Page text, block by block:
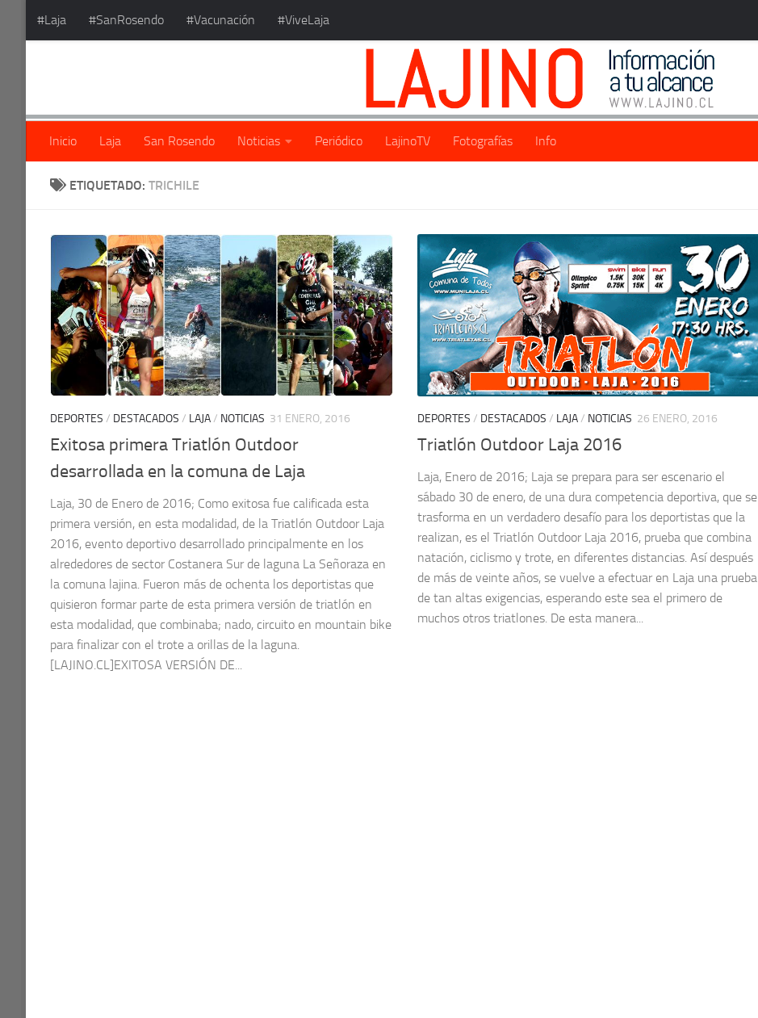
Saltar al contenido
#Laja #SanRosendo #Vacunación #ViveLaja
Inicio Laja San Rosendo Noticias Periódico LajinoTV Fotografías Info
ETIQUETADO: TRICHILE
DEPORTES / DESTACADOS / LAJA/ NOTICIAS 31 ENERO, 2016
Exitosa primera Triatlón Outdoor
desarrollada en la comuna de Laja
Laja, 30 de Enero de 2016; Como exitosa fue calificada esta
primera versión, en esta modalidad, de la Triatlón Outdoor Laja
2016, evento deportivo desarrollado principalmente en los
alrededores de sector Costanera Sur de laguna La Señoraza en
la comuna lajina. Fueron más de ochenta los deportistas que
quisieron formar parte de esta primera versión de triatlón en
esta modalidad, que combinaba; nado, circuito en mountain bike
para finalizar con el trote a orillas de la laguna.
[LAJINO.CL]EXITOSA VERSIÓN DE...
DEPORTES / DESTACADOS / LAJA/ NOTICIAS 26 ENERO, 2016
Triatlón Outdoor Laja 2016
Laja, Enero de 2016; Laja se prepara para ser escenario el
sábado 30 de enero, de una dura competencia deportiva, que se
trasforma en un verdadero desafío para los deportistas que la
realizan, es el Triatlón Outdoor Laja 2016, prueba que combina
natación, ciclismo y trote, en diferentes distancias. Así después
de más de veinte años, se vuelve a efectuar en Laja una prueba
de tan altas exigencias, esperando este sea el primero de
muchos otros triatlones. De esta manera...